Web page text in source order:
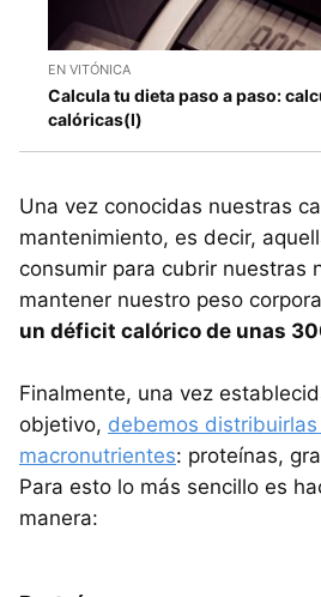
EN VITÓNICA
Calcula tu dieta paso a paso:
calóricas(I)
Una vez conocidas nuestras
mantenimiento, es decir,
consumir para cubrir nuestras
mantener nuestro peso
un déficit calórico de unas
Finalmente, una vez
objetivo, debemos
macronutrientes: proteínas,
Para esto lo más sencillo es
manera: